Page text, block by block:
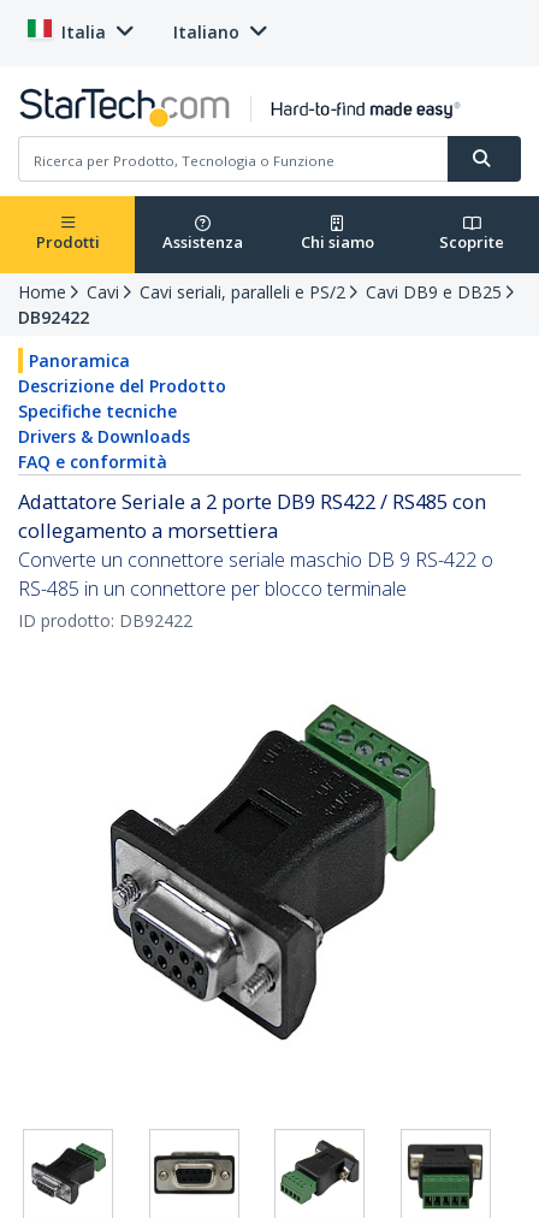
Italia Italiano
Prodotti Assistenza Chi siamo Scoprite
Home Cavi Cavi seriali, paralleli e PS/2
Cavi DB9 e DB25
DB92422
Panoramica
Descrizione del Prodotto
Specifiche tecniche
Drivers & Downloads
FAQ e conformità
Adattatore Seriale a 2 porte DB9 RS422 / RS485 con
collegamento a morsettiera
Converte un connettore seriale maschio DB 9 RS-422 o
RS-485 in un connettore per blocco terminale
ID prodotto: DB92422